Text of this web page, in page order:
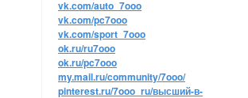
vk.com/auto_7ooo
vk.com/pc7ooo
vk.com/sport_7ooo
ok.ru/ru7ooo
ok.ru/pc7ooo
my.mail.ru/community/7ooo/
pinterest.ru/7ooo_ru/высший-в-